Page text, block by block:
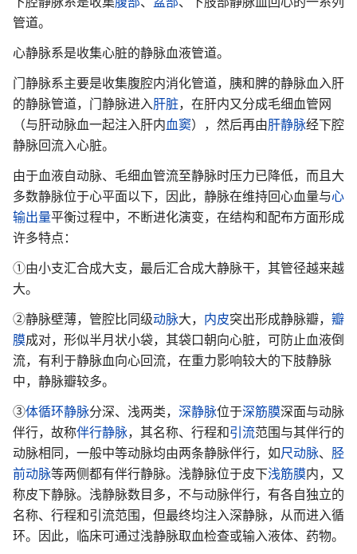
管道。
心静脉系是收集心脏的静脉血液管道。
门静脉系主要是收集腹腔内消化管道，胰和脾的静脉血入肝
的静脉管道，门静脉进入肝脏，在肝内又分成毛细血管网
（与肝动脉血一起注入肝内血窦），然后再由肝静脉经下腔
静脉回流入心脏。
由于血液自动脉、毛细血管流至静脉时压力已降低，而且大
多数静脉位于心平面以下，因此，静脉在维持回心血量与心
输出量平衡过程中，不断进化演变，在结构和配布方面形成
许多特点：
①由小支汇合成大支，最后汇合成大静脉干，其管径越来越
大。
②静脉壁薄，管腔比同级动脉大， 内皮突出形成静脉瓣， 瓣
膜成对，形似半月状小袋，其袋口朝向心脏，可防止血液倒
流，有利于静脉血向心回流，在重力影响较大的下肢静脉
中，静脉瓣较多。
③体循环静脉分深、浅两类， 深静脉位于深筋膜深面与动脉
伴行，故称伴行静脉，其名称、行程和引流范围与其伴行的
动脉相同，一般中等动脉均由两条静脉伴行，如 尺动脉、 胫
前动脉等两侧都有伴行静脉。浅静脉位于皮下浅筋膜内，又
称皮下静脉。浅静脉数目多，不与动脉伴行，有各自独立的
名称、行程和引流范围，但最终均注入深静脉，从而进入循
环。因此，临床可通过浅静脉取血检查或输入液体、药物。